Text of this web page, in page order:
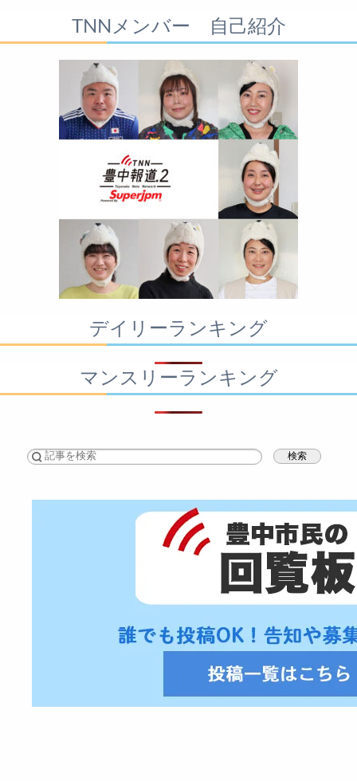
TNNメンバー 自己紹介
デイリーランキング
マンスリーランキング
検索